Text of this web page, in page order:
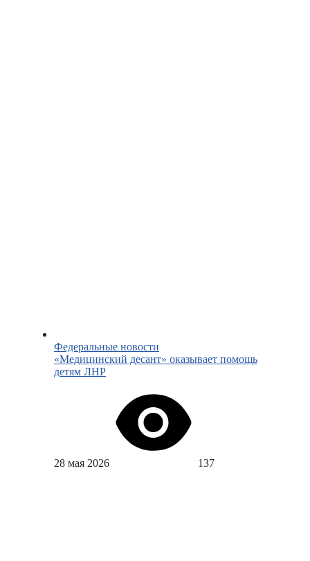
Федеральные новости
«Медицинский десант» оказывает помощь
детям ЛНР
28 мая 2026 137